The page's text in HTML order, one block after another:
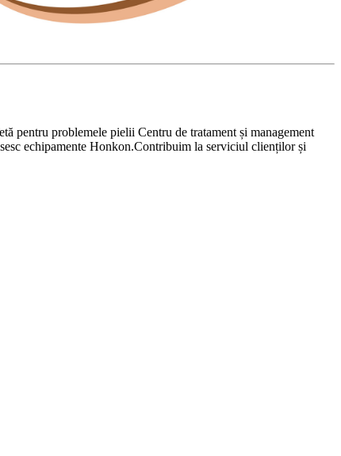
pentru problemele pielii Centru de tratament și management
echipamente Honkon.Contribuim la serviciul clienților și